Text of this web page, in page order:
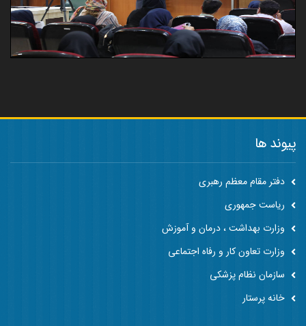
پیوند ها
دفتر مقام معظم رهبری
ریاست جمهوری
وزارت بهداشت ، درمان و آموزش
وزارت تعاون کار و رفاه اجتماعی
سازمان نظام پزشکی
خانه پرستار